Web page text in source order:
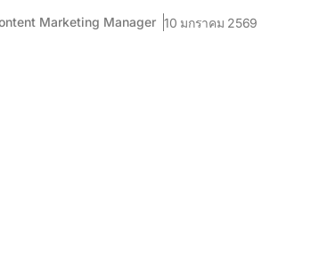
Marketing Manager 10 มกราคม 2569